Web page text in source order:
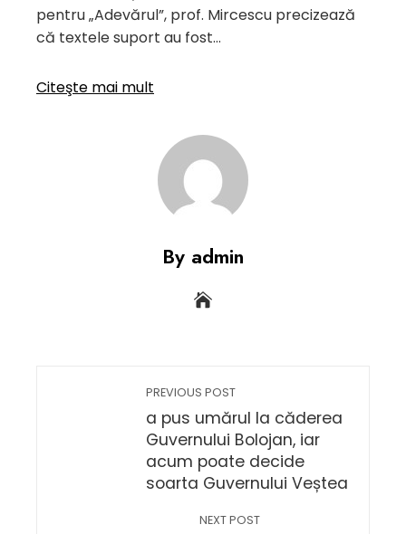
pentru „Adevărul”, prof. Mircescu precizează
că textele suport au fost…
Citeşte mai mult
By admin
PREVIOUS POST
a pus umărul la căderea
Guvernului Bolojan, iar
acum poate decide
soarta Guvernului Veștea
NEXT POST